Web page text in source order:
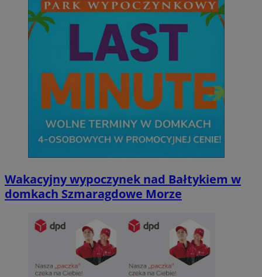
Wakacyjny wypoczynek nad Bałtykiem w
domkach Szmaragdowe Morze